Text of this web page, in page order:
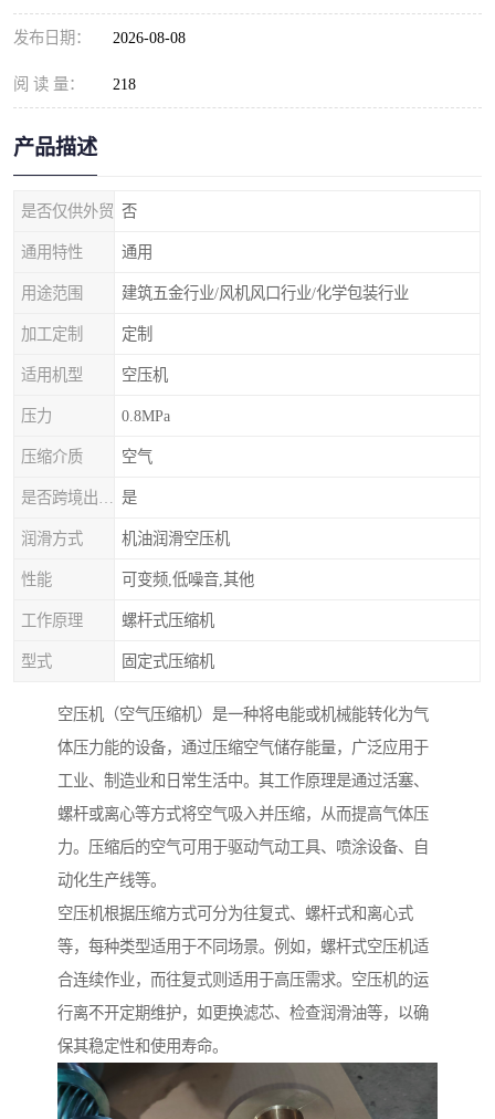
发布日期： 2026-08-08
阅 读 量： 218
产品描述
是否仅供外贸 否
通用特性 通用
用途范围 建筑五金行业/风机风口行业/化学包装行业
加工定制 定制
适用机型 空压机
压力 0.8MPa
压缩介质 空气
是
润滑方式 机油润滑空压机
性能 可变频,低噪音,其他
工作原理 螺杆式压缩机
型式 固定式压缩机
空压机（空气压缩机）是一种将电能或机械能转化为气
体压力能的设备，通过压缩空气储存能量，广泛应用于
工业、制造业和日常生活中。其工作原理是通过活塞、
螺杆或离心等方式将空气吸入并压缩，从而提高气体压
力。压缩后的空气可用于驱动气动工具、喷涂设备、自
动化生产线等。
空压机根据压缩方式可分为往复式、螺杆式和离心式
等，每种类型适用于不同场景。例如，螺杆式空压机适
合连续作业，而往复式则适用于高压需求。空压机的运
行离不开定期维护，如更换滤芯、检查润滑油等，以确
保其稳定性和使用寿命。